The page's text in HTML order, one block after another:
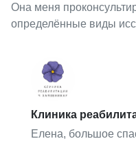
Она меня
определённые виды
Клиника
Елена, большое